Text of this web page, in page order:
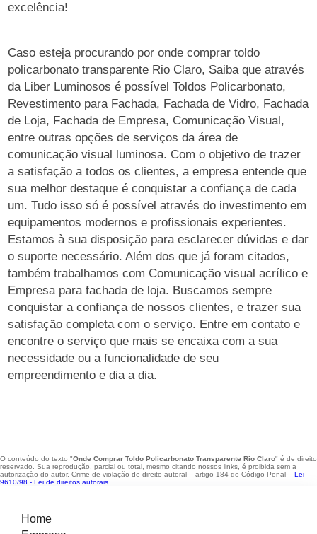
excelência!
Caso esteja procurando por onde comprar toldo
policarbonato transparente Rio Claro, Saiba que através
da Liber Luminosos é possível Toldos Policarbonato,
Revestimento para Fachada, Fachada de Vidro, Fachada
de Loja, Fachada de Empresa, Comunicação Visual,
entre outras opções de serviços da área de
comunicação visual luminosa. Com o objetivo de trazer
a satisfação a todos os clientes, a empresa entende que
sua melhor destaque é conquistar a confiança de cada
um. Tudo isso só é possível através do investimento em
equipamentos modernos e profissionais experientes.
Estamos à sua disposição para esclarecer dúvidas e dar
o suporte necessário. Além dos que já foram citados,
também trabalhamos com Comunicação visual acrílico e
Empresa para fachada de loja. Buscamos sempre
conquistar a confiança de nossos clientes, e trazer sua
satisfação completa com o serviço. Entre em contato e
encontre o serviço que mais se encaixa com a sua
necessidade ou a funcionalidade de seu
empreendimento e dia a dia.
O conteúdo do texto "Onde Comprar Toldo Policarbonato Transparente Rio Claro" é de direito
reservado. Sua reprodução, parcial ou total, mesmo citando nossos links, é proibida sem a
autorização do autor. Crime de violação de direito autoral – artigo 184 do Código Penal – Lei
9610/98 - Lei de direitos autorais
Home